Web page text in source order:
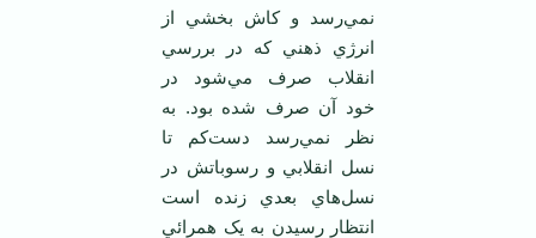
نمي‌رسد و کاش بخشي از
انرژي ذهني که در بررسي
انقلاب صرف مي‌شود در
خود آن صرف شده بود. به
نظر نمي‌رسد دست‌کم تا
نسل انقلابي و رسوباتش در
نسل‌هاي بعدي زنده است
انتظار رسيدن به يک همرائي